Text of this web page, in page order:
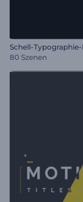
Schell-
80 Szenen